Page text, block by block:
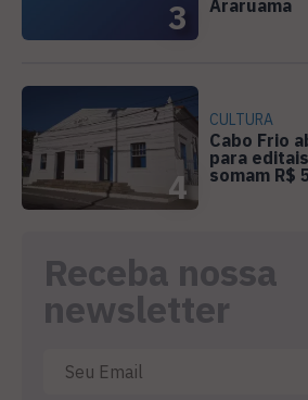
3
Araruama
4
CULTURA
Cabo Frio
para
somam R$
Receba nossa
newsletter